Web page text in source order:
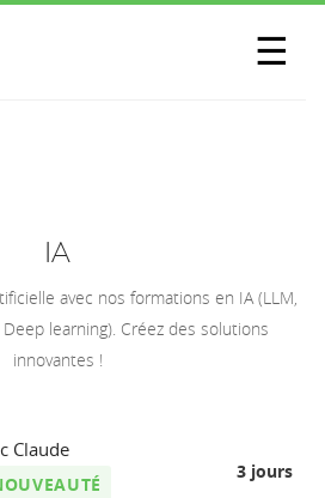
☰
IA
avec nos formations en IA (LLM,
learning). Créez des solutions
innovantes !
Claude
3 jours